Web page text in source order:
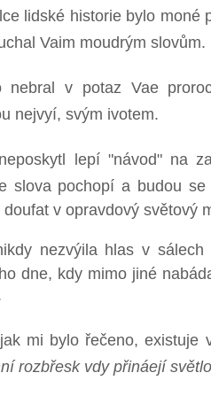
lidské historie bylo
Vaim moudrým slovům.
nebral v potaz Vae
svým ivotem.
lepí "návod" na
slova pochopí a budou
doufat v opravdový světový
nezvýila hlas v
dne, kdy mimo jiné
mi bylo řečeno, existuje
rozbřesk vdy přináejí